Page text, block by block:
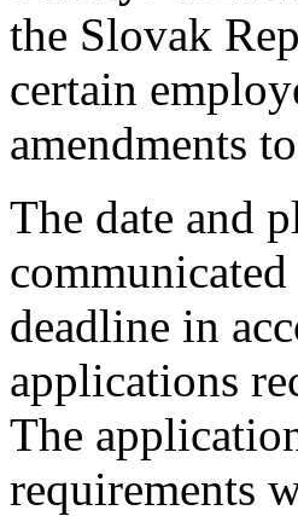
the Slovak
certain
amendments
The date and
deadline in
applications
The
requirements